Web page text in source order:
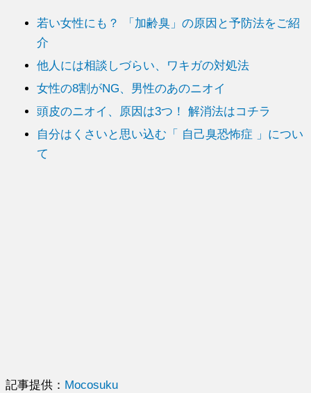
若い女性にも？ 「加齢臭」の原因と予防法をご紹
介
他人には相談しづらい、ワキガの対処法
女性の8割がNG、男性のあのニオイ
頭皮のニオイ、原因は3つ！ 解消法はコチラ
自分はくさいと思い込む「 自己臭恐怖症 」につい
て
記事提供： Mocosuku